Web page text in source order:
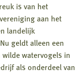
is van het
aan het
landelijk
geldt alleen een
watervogels in
als onderdeel van